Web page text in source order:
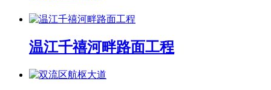
温江千禧河畔路面工程